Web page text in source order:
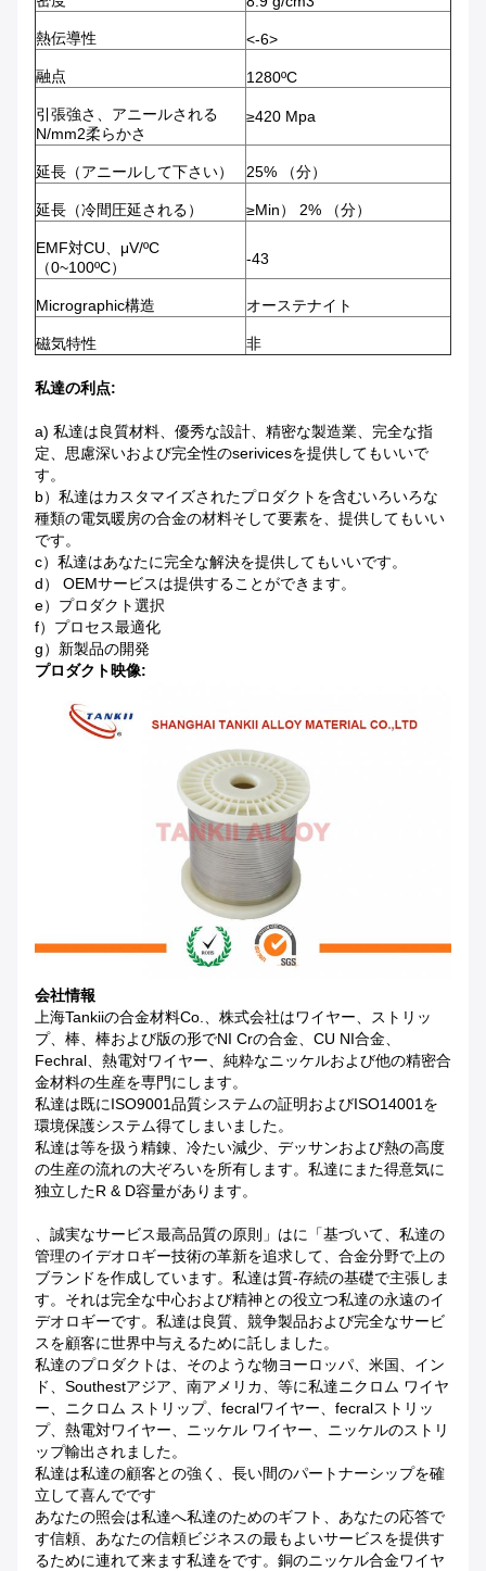
熱伝導性 <-6>
融点 1280ºC
引張強さ、アニールされる
N/mm2柔らかさ
≥420 Mpa
延長（アニールして下さい） 25% （分）
延長（冷間圧延される） ≥Min） 2% （分）
EMF対CU、μV/ºC
（0~100ºC）
-43
Micrographic構造 オーステナイト
磁気特性 非
私達の利点:
a) 私達は良質材料、優秀な設計、精密な製造業、完全な指
定、思慮深いおよび完全性のserivicesを提供してもいいで
す。
b）私達はカスタマイズされたプロダクトを含むいろいろな
種類の電気暖房の合金の材料そして要素を、提供してもいい
です。
c）私達はあなたに完全な解決を提供してもいいです。
d） OEMサービスは提供することができます。
e）プロダクト選択
f）プロセス最適化
g）新製品の開発
プロダクト映像:
会社情報
上海Tankiiの合金材料Co.、株式会社はワイヤー、ストリッ
プ、棒、棒および版の形でNI Crの合金、CU NI合金、
Fechral、熱電対ワイヤー、純粋なニッケルおよび他の精密合
金材料の生産を専門にします。
私達は既にISO9001品質システムの証明およびISO14001を
環境保護システム得てしまいました。
私達は等を扱う精錬、冷たい減少、デッサンおよび熱の高度
の生産の流れの大ぞろいを所有します。私達にまた得意気に
独立したR & D容量があります。
、誠実なサービス最高品質の原則」はに「基づいて、私達の
管理のイデオロギー技術の革新を追求して、合金分野で上の
ブランドを作成しています。私達は質-存続の基礎で主張しま
す。それは完全な中心および精神との役立つ私達の永遠のイ
デオロギーです。私達は良質、競争製品および完全なサービ
スを顧客に世界中与えるために託しました。
私達のプロダクトは、そのような物ヨーロッパ、米国、イン
ド、Southestアジア、南アメリカ、等に私達ニクロム ワイヤ
ー、ニクロム ストリップ、fecralワイヤー、fecralストリッ
プ、熱電対ワイヤー、ニッケル ワイヤー、ニッケルのストリ
ップ輸出されました。
私達は私達の顧客との強く、長い間のパートナーシップを確
立して喜んでです
あなたの照会は私達へ私達のためのギフト、あなたの応答で
す信頼、あなたの信頼ビジネスの最もよいサービスを提供す
るために連れて来ます私達をです。銅のニッケル合金ワイヤ